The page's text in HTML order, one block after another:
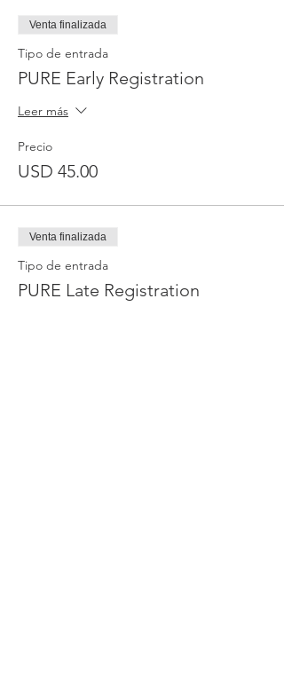
Venta finalizada
Tipo de entrada
PURE Early Registration
Leer más
Precio
USD 45.00
Venta finalizada
Tipo de entrada
PURE Late Registration